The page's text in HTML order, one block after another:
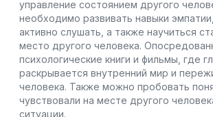
управление состоянием другого
необходимо развивать навыки
активно слушать, а также научиться
место другого человека.
психологические книги и фильмы, где
раскрывается внутренний мир и
человека. Также можно пробовать
чувствовали на месте другого
ситуации.